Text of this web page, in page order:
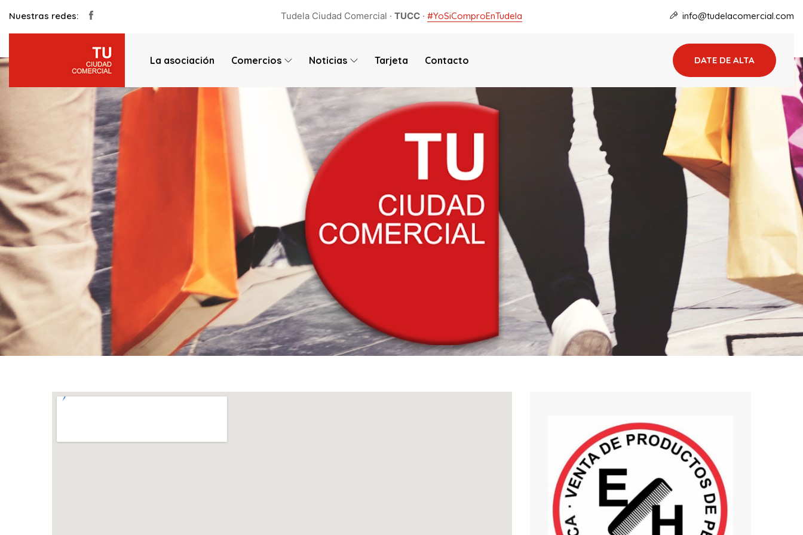
Nuestras redes: Tudela Ciudad Comercial · TUCC · #YoSiComproEnTudela info@tudelacomercial.com
La asociación Comercios Noticias Tarjeta Contacto DATE DE ALTA